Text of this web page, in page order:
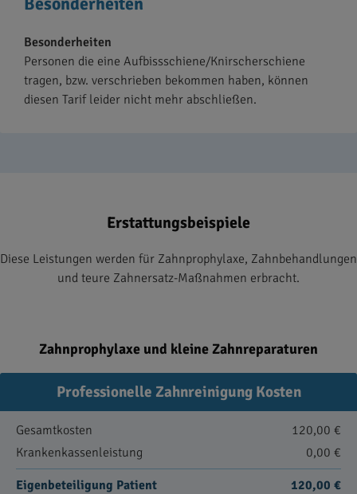
Besonderheiten
Personen die eine Aufbissschiene/Knirscherschiene
tragen, bzw. verschrieben bekommen haben, können
diesen Tarif leider nicht mehr abschließen.
Erstattungsbeispiele
Diese Leistungen werden für Zahnprophylaxe, Zahnbehandlungen
und teure Zahnersatz-Maßnahmen erbracht.
Zahnprophylaxe und kleine Zahnreparaturen
Professionelle Zahnreinigung Kosten
Gesamtkosten
120,00 €
Krankenkassenleistung
0,00 €
Eigenbeteiligung Patient 120,00 €